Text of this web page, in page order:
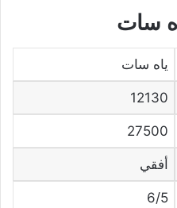
سات
ياه سات
12130
27500
أفقي
6/5